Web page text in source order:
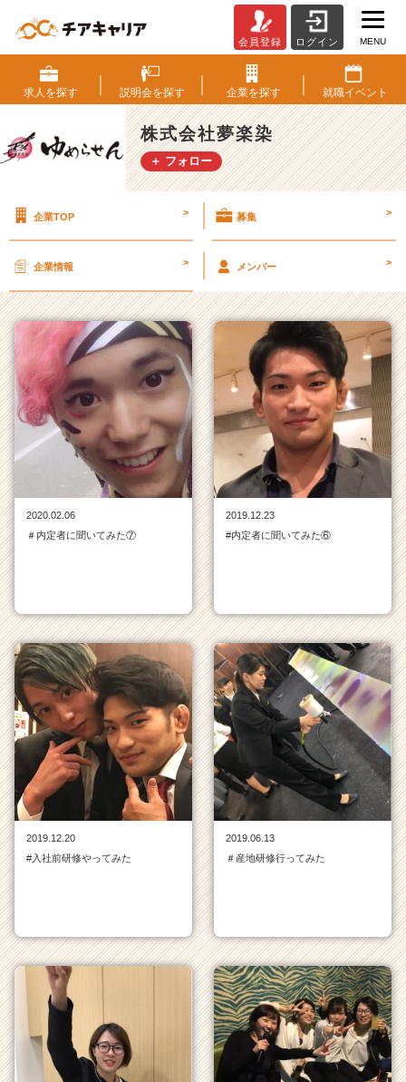
式
会
社
夢
楽
染
ム
ン
一
覧
|
ベ
ン
ャ
ー・
成
長
ウ
ト
が
届
就
活
サ
イ
ト
チ
h
e
会員登録 ログイン MENU
求人を探す 説明会を探す 企業を探す 就職イベント
株式会社夢楽染
＋ フォロー
企業TOP > 募集 >
企業情報 > メンバー >
2020.02.06
＃内定者に聞いてみた⑦
2019.12.23
#内定者に聞いてみた⑥
2019.12.20
#入社前研修やってみた
2019.06.13
＃産地研修行ってみた